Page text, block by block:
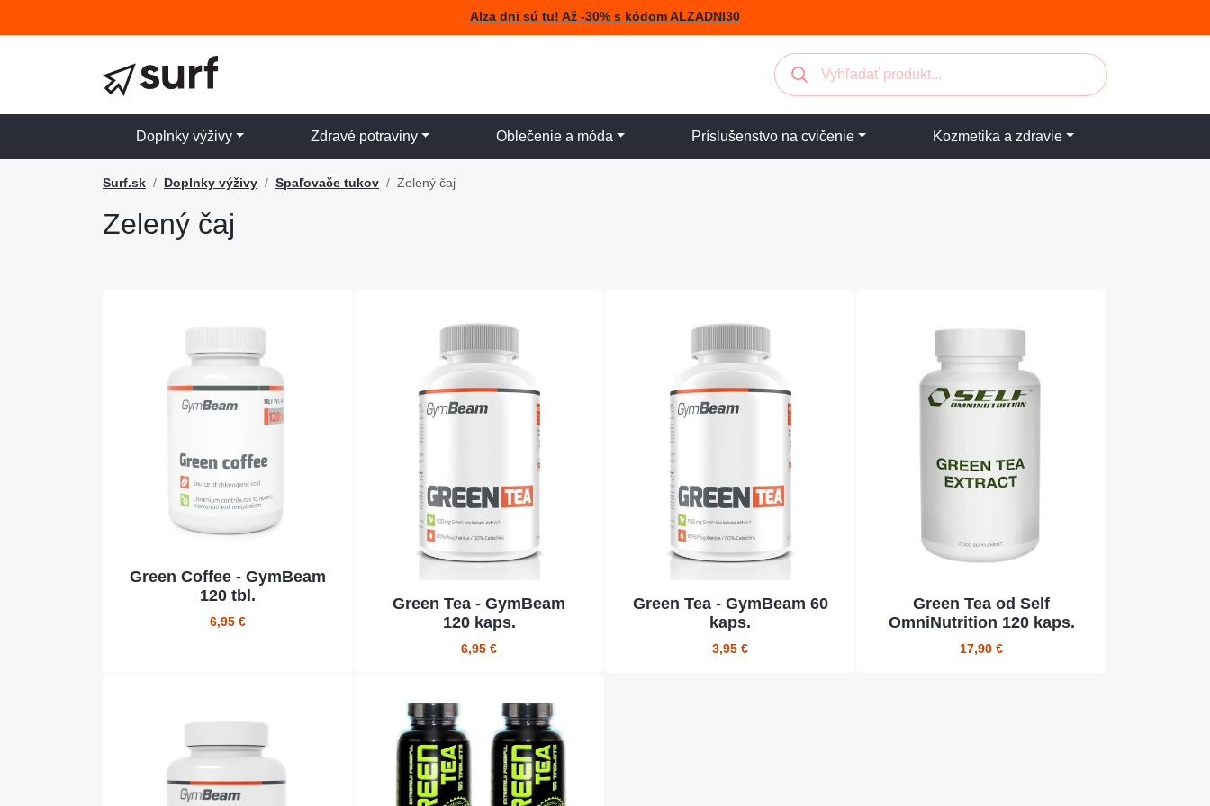
Alza dni sú tu! Až -30% s kódom ALZADNI30
Doplnky výživy Zdravé potraviny Oblečenie a móda Príslušenstvo na cvičenie Kozmetika a zdravie
Surf.sk Doplnky výživy Spaľovače tukov Zelený čaj
Zelený čaj
Green Coffee - GymBeam
120 tbl.
6,95 €
Green Tea - GymBeam
120 kaps.
6,95 €
Green Tea - GymBeam 60
kaps.
3,95 €
Green Tea od Self
OmniNutrition 120 kaps.
17,90 €